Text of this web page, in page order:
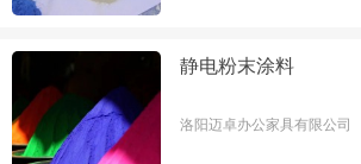
静电粉末涂料
洛阳迈卓办公家具有限公司